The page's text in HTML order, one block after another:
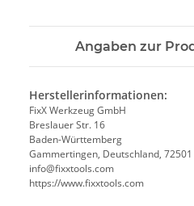
Angaben zur
Herstellerinformationen:
FixX Werkzeug GmbH
Breslauer Str. 16
Baden-Württemberg
Gammertingen, Deutschland, 72501
info@fixxtools.com
https://www.fixxtools.com